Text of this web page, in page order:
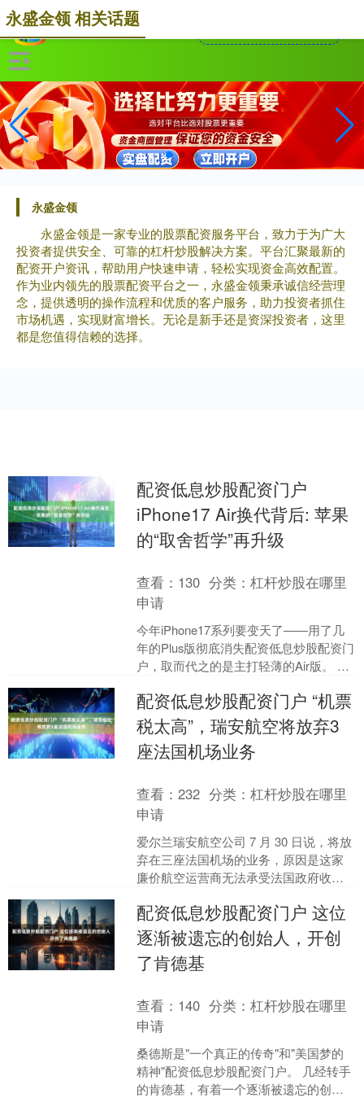
永盛金领
永盛金领是一家专业的股票配资服务平台，致力于为广大
投资者提供安全、可靠的杠杆炒股解决方案。平台汇聚最新的
配资开户资讯，帮助用户快速申请，轻松实现资金高效配置。
作为业内领先的股票配资平台之一，永盛金领秉承诚信经营理
念，提供透明的操作流程和优质的客户服务，助力投资者抓住
市场机遇，实现财富增长。无论是新手还是资深投资者，这里
都是您值得信赖的选择。
永盛金领 相关话题
配资低息炒股配资门户
iPhone17 Air换代背后: 苹果
的“取舍哲学”再升级
查看： 130 分类：杠杆炒股在哪里
申请
今年iPhone17系列要变天了——用了几
年的Plus版彻底消失配资低息炒股配资门
户，取而代之的是主打轻薄的Air版。 这
果对....
配资低息炒股配资门户 “机票
税太高”，瑞安航空将放弃3
座法国机场业务
查看：232 分类：杠杆炒股在哪里
申请
爱尔兰瑞安航空公司 7 月 30 日说，将放
弃在三座法国机场的业务，原因是这家
廉价航空运营商无法承受法国政府收
法国西南部城....
配资低息炒股配资门户 这位
逐渐被遗忘的创始人，开创
了肯德基
查看： 140 分类：杠杆炒股在哪里
申请
桑德斯是"一个真正的传奇"和"美国梦的
精神"配资低息炒股配资门户。 几经转手
的肯德基，有着一个逐渐被遗忘的创始